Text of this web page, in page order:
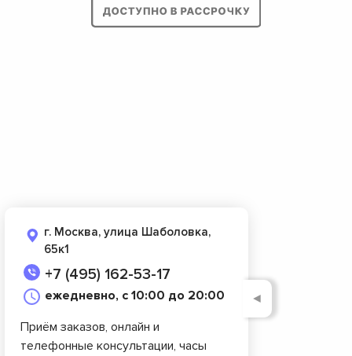
г. Москва, улица Шаболовка,
65к1
+7 (495) 162-53-17
ежедневно, с 10:00 до 20:00
Приём заказов, онлайн и
телефонные консультации, часы
◄